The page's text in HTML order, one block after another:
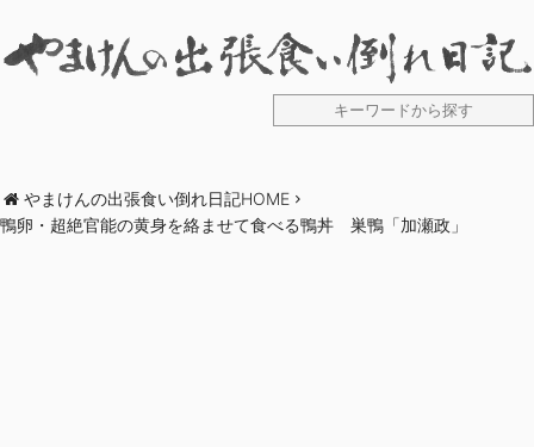
やまけんの出張食い倒れ日記HOME
鴨卵・超絶官能の黄身を絡ませて食べる鴨丼 巣鴨「加瀬政」